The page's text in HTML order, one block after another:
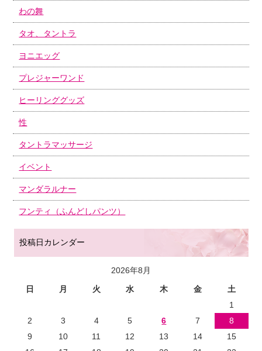
わの舞
タオ、タントラ
ヨニエッグ
プレジャーワンド
ヒーリンググッズ
性
タントラマッサージ
イベント
マンダラルナー
フンティ（ふんどしパンツ）
投稿日カレンダー
2026年8月
日
月 火 水 木 金
土
1
2
3 4 5 6 7
8
9
10 11 12 13 14
15